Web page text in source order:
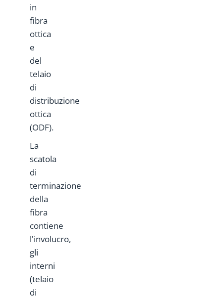
in
fibra
ottica
e
del
telaio
di
distribuzione
ottica
(ODF).
La
scatola
di
terminazione
della
fibra
contiene
l'involucro,
gli
interni
(telaio
di